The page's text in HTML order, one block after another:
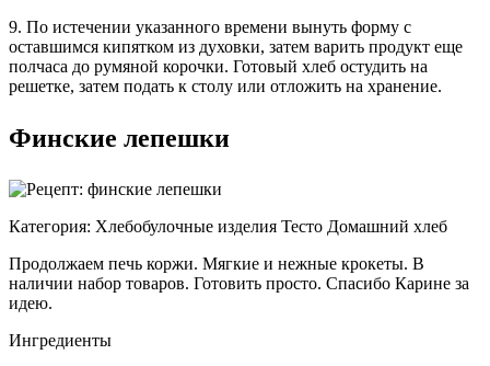
9. По истечении указанного времени вынуть форму с
оставшимся кипятком из духовки, затем варить продукт еще
полчаса до румяной корочки. Готовый хлеб остудить на
решетке, затем подать к столу или отложить на хранение.
Финские лепешки
Категория: Хлебобулочные изделия Тесто Домашний хлеб
Продолжаем печь коржи. Мягкие и нежные крокеты. В
наличии набор товаров. Готовить просто. Спасибо Карине за
идею.
Ингредиенты